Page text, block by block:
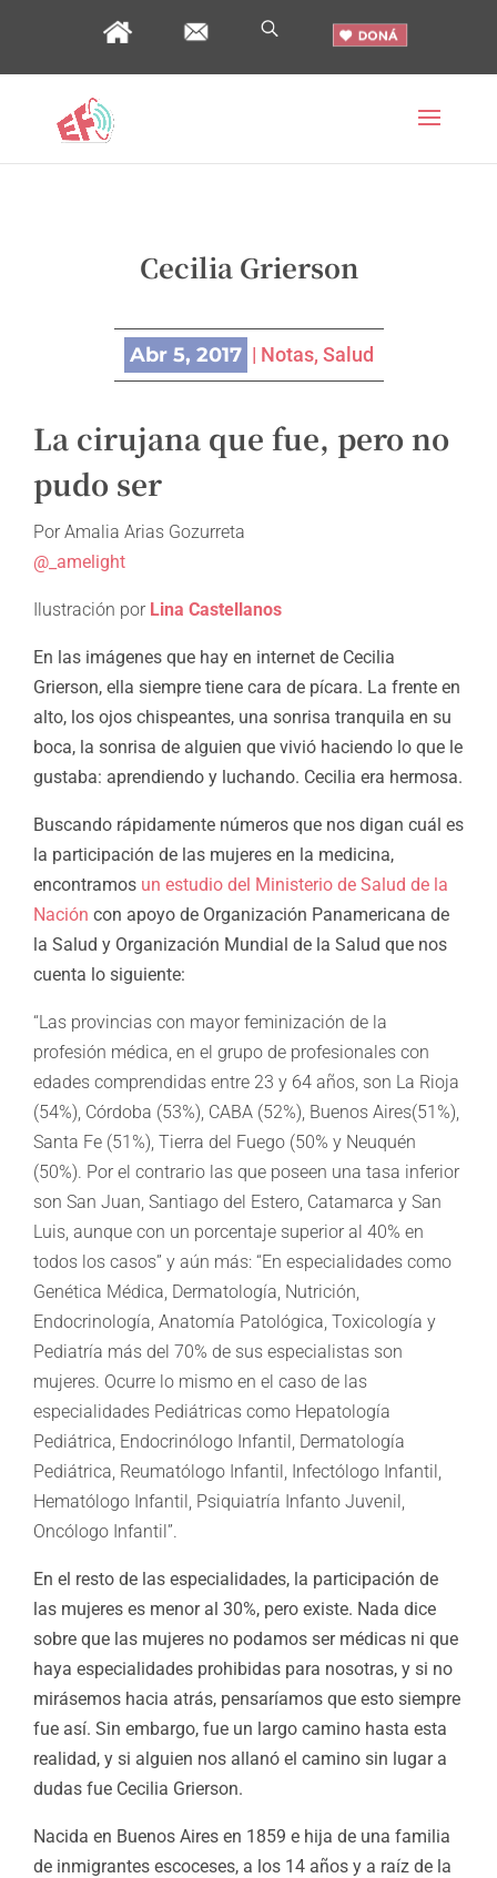
Cecilia Grierson
Abr 5, 2017 | Notas, Salud
La cirujana que fue, pero no
pudo ser
Por Amalia Arias Gozurreta
@_amelight
Ilustración por Lina Castellanos
En las imágenes que hay en internet de Cecilia
Grierson, ella siempre tiene cara de pícara. La frente en
alto, los ojos chispeantes, una sonrisa tranquila en su
boca, la sonrisa de alguien que vivió haciendo lo que le
gustaba: aprendiendo y luchando. Cecilia era hermosa.
Buscando rápidamente números que nos digan cuál es
la participación de las mujeres en la medicina,
encontramos un estudio del Ministerio de Salud de la
Nación con apoyo de Organización Panamericana de
la Salud y Organización Mundial de la Salud que nos
cuenta lo siguiente:
“Las provincias con mayor feminización de la
profesión médica, en el grupo de profesionales con
edades comprendidas entre 23 y 64 años, son La Rioja
(54%), Córdoba (53%), CABA (52%), Buenos Aires(51%),
Santa Fe (51%), Tierra del Fuego (50% y Neuquén
(50%). Por el contrario las que poseen una tasa inferior
son San Juan, Santiago del Estero, Catamarca y San
Luis, aunque con un porcentaje superior al 40% en
todos los casos” y aún más: “En especialidades como
Genética Médica, Dermatología, Nutrición,
Endocrinología, Anatomía Patológica, Toxicología y
Pediatría más del 70% de sus especialistas son
mujeres. Ocurre lo mismo en el caso de las
especialidades Pediátricas como Hepatología
Pediátrica, Endocrinólogo Infantil, Dermatología
Pediátrica, Reumatólogo Infantil, Infectólogo Infantil,
Hematólogo Infantil, Psiquiatría Infanto Juvenil,
Oncólogo Infantil”.
En el resto de las especialidades, la participación de
las mujeres es menor al 30%, pero existe. Nada dice
sobre que las mujeres no podamos ser médicas ni que
haya especialidades prohibidas para nosotras, y si no
mirásemos hacia atrás, pensaríamos que esto siempre
fue así. Sin embargo, fue un largo camino hasta esta
realidad, y si alguien nos allanó el camino sin lugar a
dudas fue Cecilia Grierson.
Nacida en Buenos Aires en 1859 e hija de una familia
de inmigrantes escoceses, a los 14 años y a raíz de la